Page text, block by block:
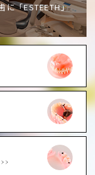
に「ESTEETH」